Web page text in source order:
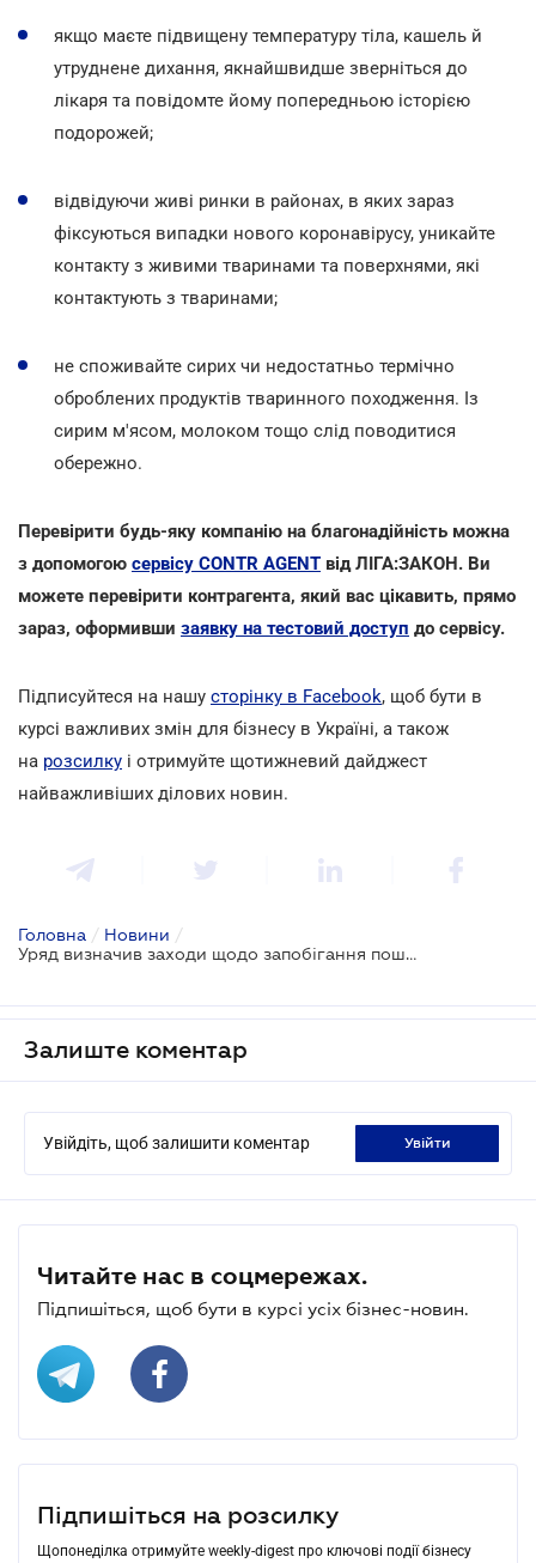
якщо маєте підвищену температуру тіла, кашель й
утруднене дихання, якнайшвидше зверніться до
лікаря та повідомте йому попередньою історією
подорожей;
відвідуючи живі ринки в районах, в яких зараз
фіксуються випадки нового коронавірусу, уникайте
контакту з живими тваринами та поверхнями, які
контактують з тваринами;
не споживайте сирих чи недостатньо термічно
оброблених продуктів тваринного походження. Із
сирим м'ясом, молоком тощо слід поводитися
обережно.
Перевірити будь-яку компанію на благонадійність можна
з допомогою сервісу CONTR AGENT від ЛІГА:ЗАКОН. Ви
можете перевірити контрагента, який вас цікавить, прямо
зараз, оформивши заявку на тестовий доступ до сервісу.
Підписуйтеся на нашу сторінку в Facebook, щоб бути в
курсі важливих змін для бізнесу в Україні, а також
на розсилку і отримуйте щотижневий дайджест
найважливіших ділових новин.
Головна / Новини /
Уряд визначив заходи щодо запобігання поширенню коронавірусу
Залиште коментар
Увійдіть, щоб залишити коментар увійти
Читайте нас в соцмережах.
Підпишіться, щоб бути в курсі усіх бізнес-новин.
Підпишіться на розсилку
Щопонеділка отримуйте weekly-digest про ключові події бізнесу